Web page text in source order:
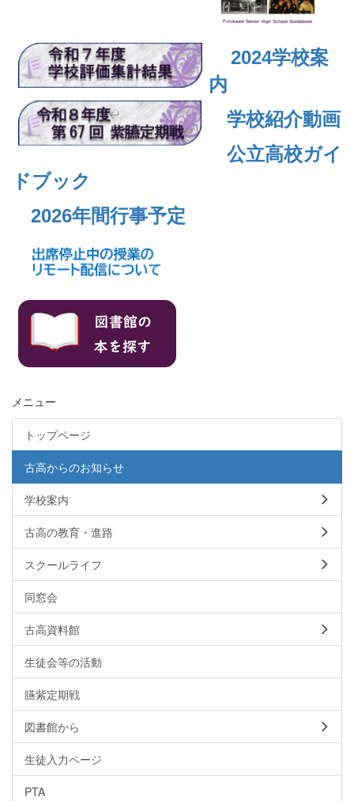
2024学校案
内
学校紹介動画
公立高校ガイ
ドブック
2026年間行事予定
メニュー
トップページ
古高からのお知らせ
学校案内
古高の教育・進路
スクールライフ
同窓会
古高資料館
生徒会等の活動
臙紫定期戦
図書館から
生徒入力ページ
PTA